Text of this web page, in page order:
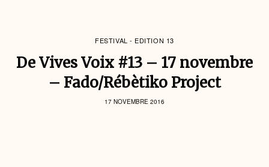
FESTIVAL - EDITION 13
De Vives Voix #13 – 17 novembre
– Fado/Rébètiko Project
17 NOVEMBRE 2016